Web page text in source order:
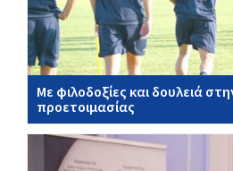
Με φιλοδοξίες και δουλειά
προετοιμασίας